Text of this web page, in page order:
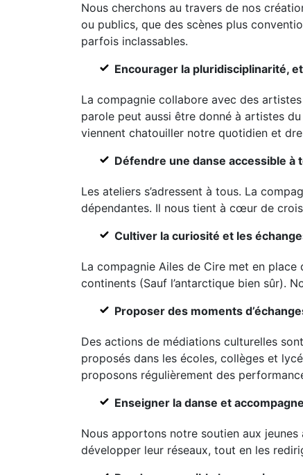
Nous cherchons au travers de nos
ou publics, que des scènes plus
parfois inclassables.
Encourager la pluridisciplinarité,
La compagnie collabore avec des
parole peut aussi être donné à artistes
viennent chatouiller notre quotidien et
Défendre une danse accessible à
Les ateliers s’adressent à tous. La
dépendantes. Il nous tient à cœur de
Cultiver la curiosité et les
La compagnie Ailes de Cire met en
continents (Sauf l’antarctique bien sûr).
Proposer des moments
Des actions de médiations culturelles
proposés dans les écoles, collèges et
proposons régulièrement des
Enseigner la danse et
Nous apportons notre soutien aux
développer leur réseaux, tout en les